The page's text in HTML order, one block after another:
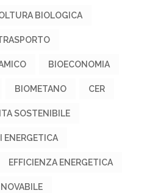
BIOLOGICA
BIOECONOMIA
BIOMETANO CER
SOSTENIBILE
ENERGETICA
EFFICIENZA ENERGETICA